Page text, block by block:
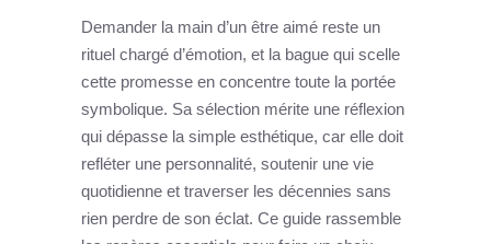
Demander la main d’un être aimé reste un
rituel chargé d’émotion, et la bague qui scelle
cette promesse en concentre toute la portée
symbolique. Sa sélection mérite une réflexion
qui dépasse la simple esthétique, car elle doit
refléter une personnalité, soutenir une vie
quotidienne et traverser les décennies sans
rien perdre de son éclat. Ce guide rassemble